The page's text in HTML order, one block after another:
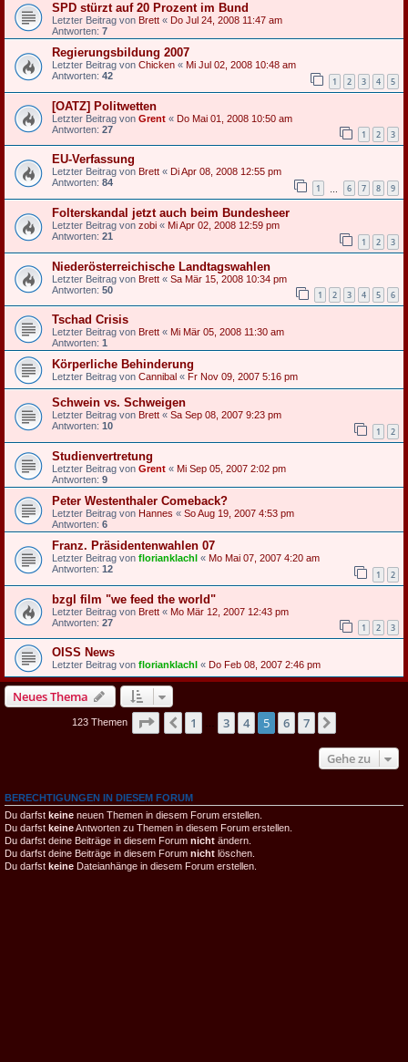
SPD stürzt auf 20 Prozent im Bund
Letzter Beitrag von Brett « Do Jul 24, 2008 11:47 am
Antworten: 7
Regierungsbildung 2007
Letzter Beitrag von Chicken « Mi Jul 02, 2008 10:48 am
Antworten: 42 1 2 3 4 5
[OATZ] Politwetten
Letzter Beitrag von Grent « Do Mai 01, 2008 10:50 am
Antworten: 27 1 2 3
EU-Verfassung
Letzter Beitrag von Brett « Di Apr 08, 2008 12:55 pm
Antworten: 84 1 6 7 8 9
Folterskandal jetzt auch beim Bundesheer
Letzter Beitrag von zobi « Mi Apr 02, 2008 12:59 pm
Antworten: 21 1 2 3
Niederösterreichische Landtagswahlen
Letzter Beitrag von Brett « Sa Mär 15, 2008 10:34 pm
Antworten: 50 1 2 3 4 5 6
Tschad Crisis
Letzter Beitrag von Brett « Mi Mär 05, 2008 11:30 am
Antworten: 1
Körperliche Behinderung
Letzter Beitrag von Cannibal « Fr Nov 09, 2007 5:16 pm
Schwein vs. Schweigen
Letzter Beitrag von Brett « Sa Sep 08, 2007 9:23 pm
Antworten: 10 1 2
Studienvertretung
Letzter Beitrag von Grent « Mi Sep 05, 2007 2:02 pm
Antworten: 9
Peter Westenthaler Comeback?
Letzter Beitrag von Hannes « So Aug 19, 2007 4:53 pm
Antworten: 6
Franz. Präsidentenwahlen 07
Letzter Beitrag von florianklachl « Mo Mai 07, 2007 4:20 am
Antworten: 12 1 2
bzgl film "we feed the world"
Letzter Beitrag von Brett « Mo Mär 12, 2007 12:43 pm
Antworten: 27 1 2 3
OISS News
Letzter Beitrag von florianklachl « Do Feb 08, 2007 2:46 pm
Neues Thema
123 Themen Seite von 7
Vorherige
1 3 4 5 6 7
Gehe zu
BERECHTIGUNGEN IN DIESEM FORUM
Du darfst keine neuen Themen in diesem Forum erstellen.
Du darfst keineAntworten zu Themen in diesem Forum erstellen.
Du darfst deine Beiträge in diesem Forum nicht ändern.
Du darfst deine Beiträge in diesem Forum nicht löschen.
Du darfst keine Dateianhänge in diesem Forum erstellen.